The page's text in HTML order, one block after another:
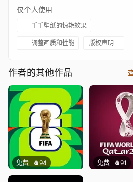
仅个人使用
千千壁纸的惊艳效果
调整画质和性能 版权声明
作者的其他作品
免费 94 免费 91